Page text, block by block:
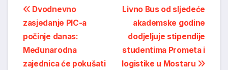
Post
navigation
Livno Bus od sljedeće
akademske godine
dodjeljuje stipendije
studentima Prometa i
logistike u Mostaru
Dvodnevno
zasjedanje PIC-a
počinje danas:
Međunarodna
zajednica će pokušati